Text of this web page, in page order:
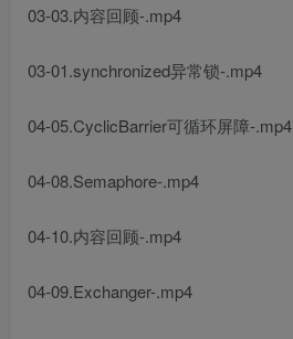
03-03.内容回顾-.mp4
03-01.synchronized异常锁-.mp4
04-05.CyclicBarrier可循环屏障-.mp4
04-08.Semaphore-.mp4
04-10.内容回顾-.mp4
04-09.Exchanger-.mp4